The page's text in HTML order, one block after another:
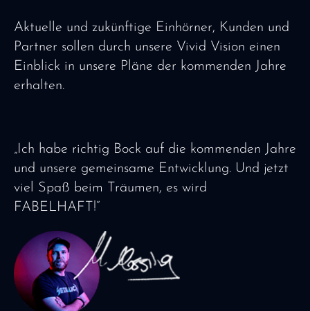
Aktuelle und zukünftige Einhörner, Kunden und
Partner sollen durch unsere Vivid Vision einen
Einblick in unsere Pläne der kommenden Jahre
erhalten.
„Ich habe richtig Bock auf die kommenden Jahre
und unsere gemeinsame Entwicklung. Und jetzt
viel Spaß beim Träumen, es wird
FABELHAFT!“